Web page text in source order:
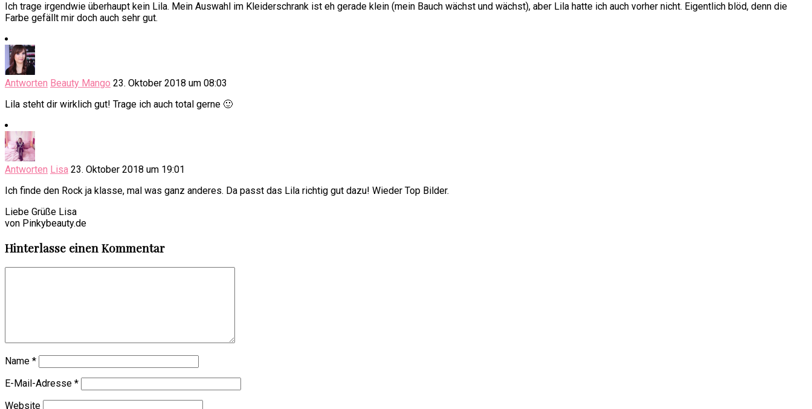
Ich trage irgendwie überhaupt kein Lila. Mein Auswahl im Kleiderschrank ist eh gerade klein (mein Bauch wächst und wächst), aber Lila hatte ich auch vorher nicht. Eigentlich blöd, denn die
Farbe gefällt mir doch auch sehr gut.
Antworten Beauty Mango 23. Oktober 2018 um 08:03
Lila steht dir wirklich gut! Trage ich auch total gerne 🙂
Antworten Lisa 23. Oktober 2018 um 19:01
Ich finde den Rock ja klasse, mal was ganz anderes. Da passt das Lila richtig gut dazu! Wieder Top Bilder.
Liebe Grüße Lisa
von Pinkybeauty.de
Hinterlasse einen Kommentar
Name *
E-Mail-Adresse *
Website